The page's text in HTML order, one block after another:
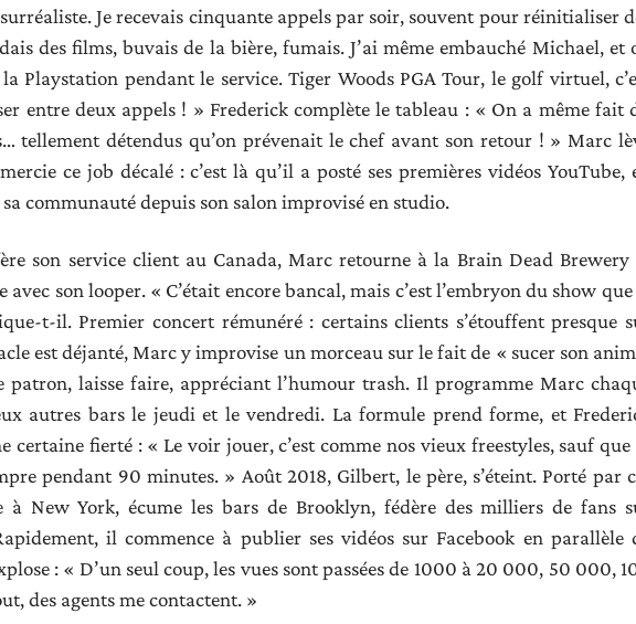
surréaliste. Je recevais cinquante appels par soir, souvent pour réinitialiser
des films, buvais de la bière, fumais. J’ai même embauché Michael, et
Playstation pendant le service. Tiger Woods PGA Tour, le golf virtuel,
entre deux appels ! » Frederick complète le tableau : « On a même fait
tellement détendus qu’on prévenait le chef avant son retour ! » Marc
ce job décalé : c’est là qu’il a posté ses premières vidéos YouTube,
communauté depuis son salon improvisé en studio.
son service client au Canada, Marc retourne à la Brain Dead Brewery
son looper. « C’était encore bancal, mais c’est l’embryon du show
t-il. Premier concert rémunéré : certains clients s’étouffent presque
est déjanté, Marc y improvise un morceau sur le fait de « sucer son
patron, laisse faire, appréciant l’humour trash. Il programme Marc
autres bars le jeudi et le vendredi. La formule prend forme, et
certaine fierté : « Le voir jouer, c’est comme nos vieux freestyles, sauf que
pendant 90 minutes. » Août 2018, Gilbert, le père, s’éteint. Porté par
à New York, écume les bars de Brooklyn, fédère des milliers de fans
il commence à publier ses vidéos sur Facebook en parallèle
: « D’un seul coup, les vues sont passées de 1000 à 20 000, 50 000,
des agents me contactent. »